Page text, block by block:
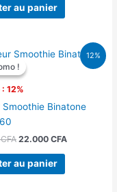
au panier
12%
!
12%
!
Smoothie Binatone
CFA
Le
prix
initial
était :
25.000 CFA.
22.000 CFA
Le
prix
actuel
au panier